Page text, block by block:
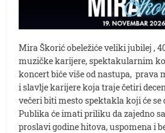
Mira Škorić obeležiće veliki jubilej ,
muzičke karijere, spektakularnim
koncert biće više od nastupa, prava
i slavlje karijere koja traje četiri
večeri biti mesto spektakla koji će se
Publika će imati priliku da zajedno
proslavi godine hitova, uspomena i